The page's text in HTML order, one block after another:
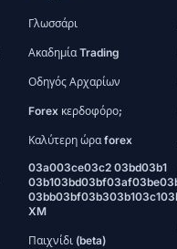
Γλωσσάρι
Ακαδημία Trading
Οδηγός Αρχαρίων
Forex κερδοφόρο;
Καλύτερη ώρα forex
03a003ce03c2 03bd03b1
XM
Παιχνίδι (beta)